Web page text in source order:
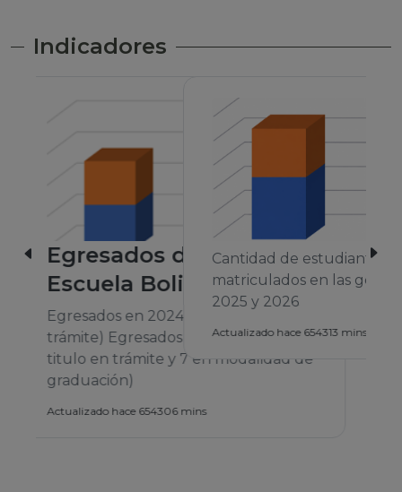
Indicadores
Cantidad de estudiantes
matriculados en las gestiones 2024,
Actualizado hace 654313 mins